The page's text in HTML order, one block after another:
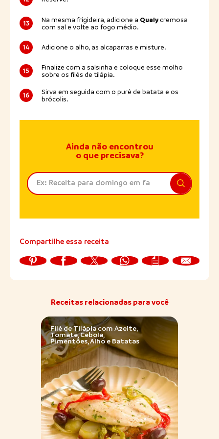
13 Na mesma frigideira, adicione a Qualycremosa
com sal e volte ao fogo médio.
14 Adicione o alho, as alcaparras e misture.
15
Finalize com a salsinha e coloque esse molho
sobre os filés de tilápia.
16
Sirva em seguida com o purê de batata e os
brócolis.
Ainda não encontrou
o que precisava?
Compartilhe essa receita
Receitas relacionadas para você
Filé de Tilápia com Azeite,
Tomate, Cebola,
Pimentões, Alho e Batatas